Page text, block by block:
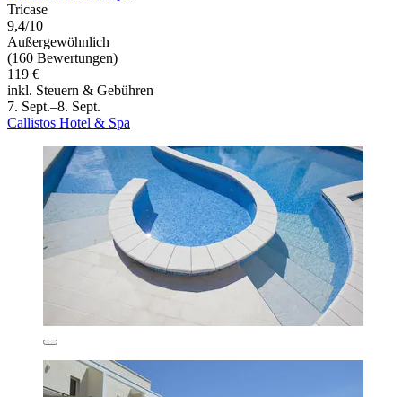
Tricase
9,4/10
Außergewöhnlich
(160 Bewertungen)
119 €
inkl. Steuern & Gebühren
7. Sept.–8. Sept.
Callistos Hotel & Spa